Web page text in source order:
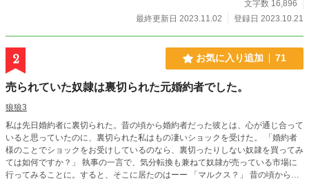
文字数 16,896
最終更新日 2023.11.02
登録日 2023.10.21
2 お気に入り追加 71
売られていた奴隷は裏切られた元婚約者でした。
狼狼3
私は先日婚約者に裏切られた。昔の頃から婚約者だった彼とは、心が通じ合って
いると思っていたのに、裏切られた私はもの凄いショックを受けた。 「婚約者
様のことでショックをお受けしているのなら、裏切ったりしない奴隷を買ってみ
ては如何ですか？」 執事の一言で、気分転換も兼ねて奴隷が売っている市場に
行ってみることに。すると、そこに居たのはーー 「マルクス？」 昔の頃からよ